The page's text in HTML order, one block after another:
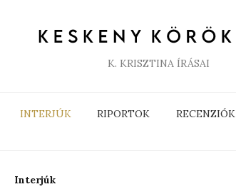
K. KRISZTINA ÍRÁSAI
INTERJÚK RIPORTOK RECENZIÓK
Interjúk